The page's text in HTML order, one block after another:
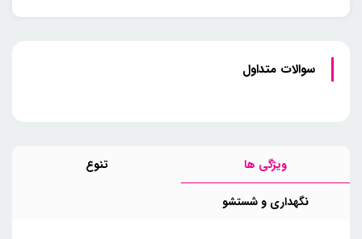
سوالات متداول
ویژگی ها تنوع
نگهداری‌ و‌ شستشو